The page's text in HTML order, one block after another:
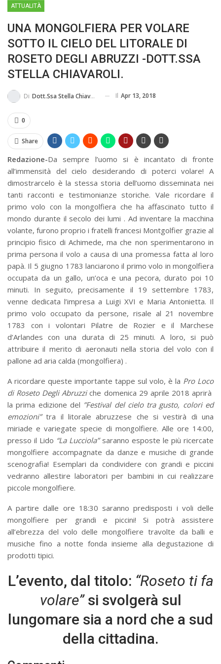
BUSSOLA PSICOLOGICA TRA PROTEZIONE E BUON SENSO
ATTUALITÀ
UNA MONGOLFIERA PER VOLARE
SOTTO IL CIELO DEL LITORALE DI
ROSETO DEGLI ABRUZZI -DOTT.SSA
STELLA CHIAVAROLI.
Di Dott.ssa Stella Chiavaroli Il Apr 13, 2018
0
Share
Redazione-Da sempre l’uomo si è incantato di fronte
all’immensità del cielo desiderando di poterci volare! A
dimostrarcelo è la stessa storia dell’uomo disseminata nei
tanti racconti e testimonianze storiche. Vale ricordare il
primo volo con la mongolfiera che ha affascinato tutto il
mondo durante il secolo dei lumi . Ad inventare la macchina
volante, furono proprio i fratelli francesi Montgolfier grazie al
principio fisico di Achimede, ma che non sperimentarono in
prima persona il volo a causa di una promessa fatta al loro
papà. Il 5 giugno 1783 lanciarono il primo volo in mongolfiera
occupata da un gallo, un’oca e una pecora, durato poi 10
minuti. In seguito, precisamente il 19 settembre 1783,
venne dedicata l’impresa a Luigi XVI e Maria Antonietta. Il
primo volo occupato da persone, risale al 21 novembre
1783 con i volontari Pilatre de Rozier e il Marchese
d’Arlandes con una durata di 25 minuti. A loro, si può
attribuire il merito di aeronauti nella storia del volo con il
pallone ad aria calda (mongolfiera) .
A ricordare queste importante tappe sul volo, è la Pro Loco
di Roseto Degli Abruzziche domenica 29 aprile 2018 aprirà
la prima edizione del ”Festival del cielo tra gusto, colori ed
emozioni”tra il litorale abruzzese che si vestirà di una
miriade e variegate specie di mongolfiere. Alle ore 14:00,
presso il Lido “La Lucciola”saranno esposte le più ricercate
mongolfiere accompagnate da danze e musiche di grande
scenografia! Esemplari da condividere con grandi e piccini
vedranno allestire laboratori per bambini in cui realizzare
piccole mongolfiere.
A partire dalle ore 18:30 saranno predisposti i voli delle
mongolfiere per grandi e piccini! Si potrà assistere
all’ebrezza del volo delle mongolfiere travolte da balli e
musiche fino a notte fonda insieme alla degustazione di
prodotti tipici.
L’evento, dal titolo: “Roseto ti fa
volare” si svolgerà sul
lungomare sia a nord che a sud
della cittadina.